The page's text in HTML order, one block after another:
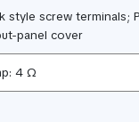
style screw terminals;
panel cover
4 Ω